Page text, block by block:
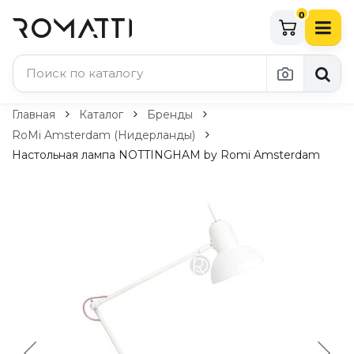
0
Каталог Romatti
Свет и освещение
Технический свет
Уличное освещение
Комплектующие
Главная Каталог
Бренды
RoMi Amsterdam (Нидерланды)
Настольная лампа NOTTINGHAM by Romi Amsterdam